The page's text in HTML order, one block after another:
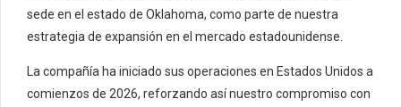
sede en el estado de Oklahoma, como parte de nuestra
estrategia de expansión en el mercado estadounidense.
La compañía ha iniciado sus operaciones en Estados Unidos a
comienzos de 2026, reforzando así nuestro compromiso con